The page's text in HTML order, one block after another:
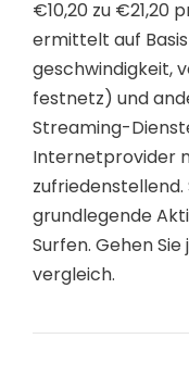
€10,20 zu €21,20
ermittelt auf
geschwindigkeit,
festnetz) und
Streaming-
Internetprovider
grundlegende
Surfen. Gehen
vergleich.